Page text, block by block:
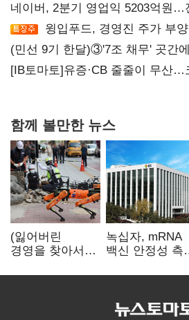
네이버, 2분기 영업익 5203억원…
윙입푸드, 경영진 주가 부
(민선 9기 한달)③'7조 채무' 곳간
20년만에 '비상재정' 선언 승부수
[IB토마토]유증·CB 줄줄이 무산…
함께 볼만한 뉴스
(잃어버린
경영을 찾아서)
속도의 환상:
녹십자, mRNA
백신 안정성 측